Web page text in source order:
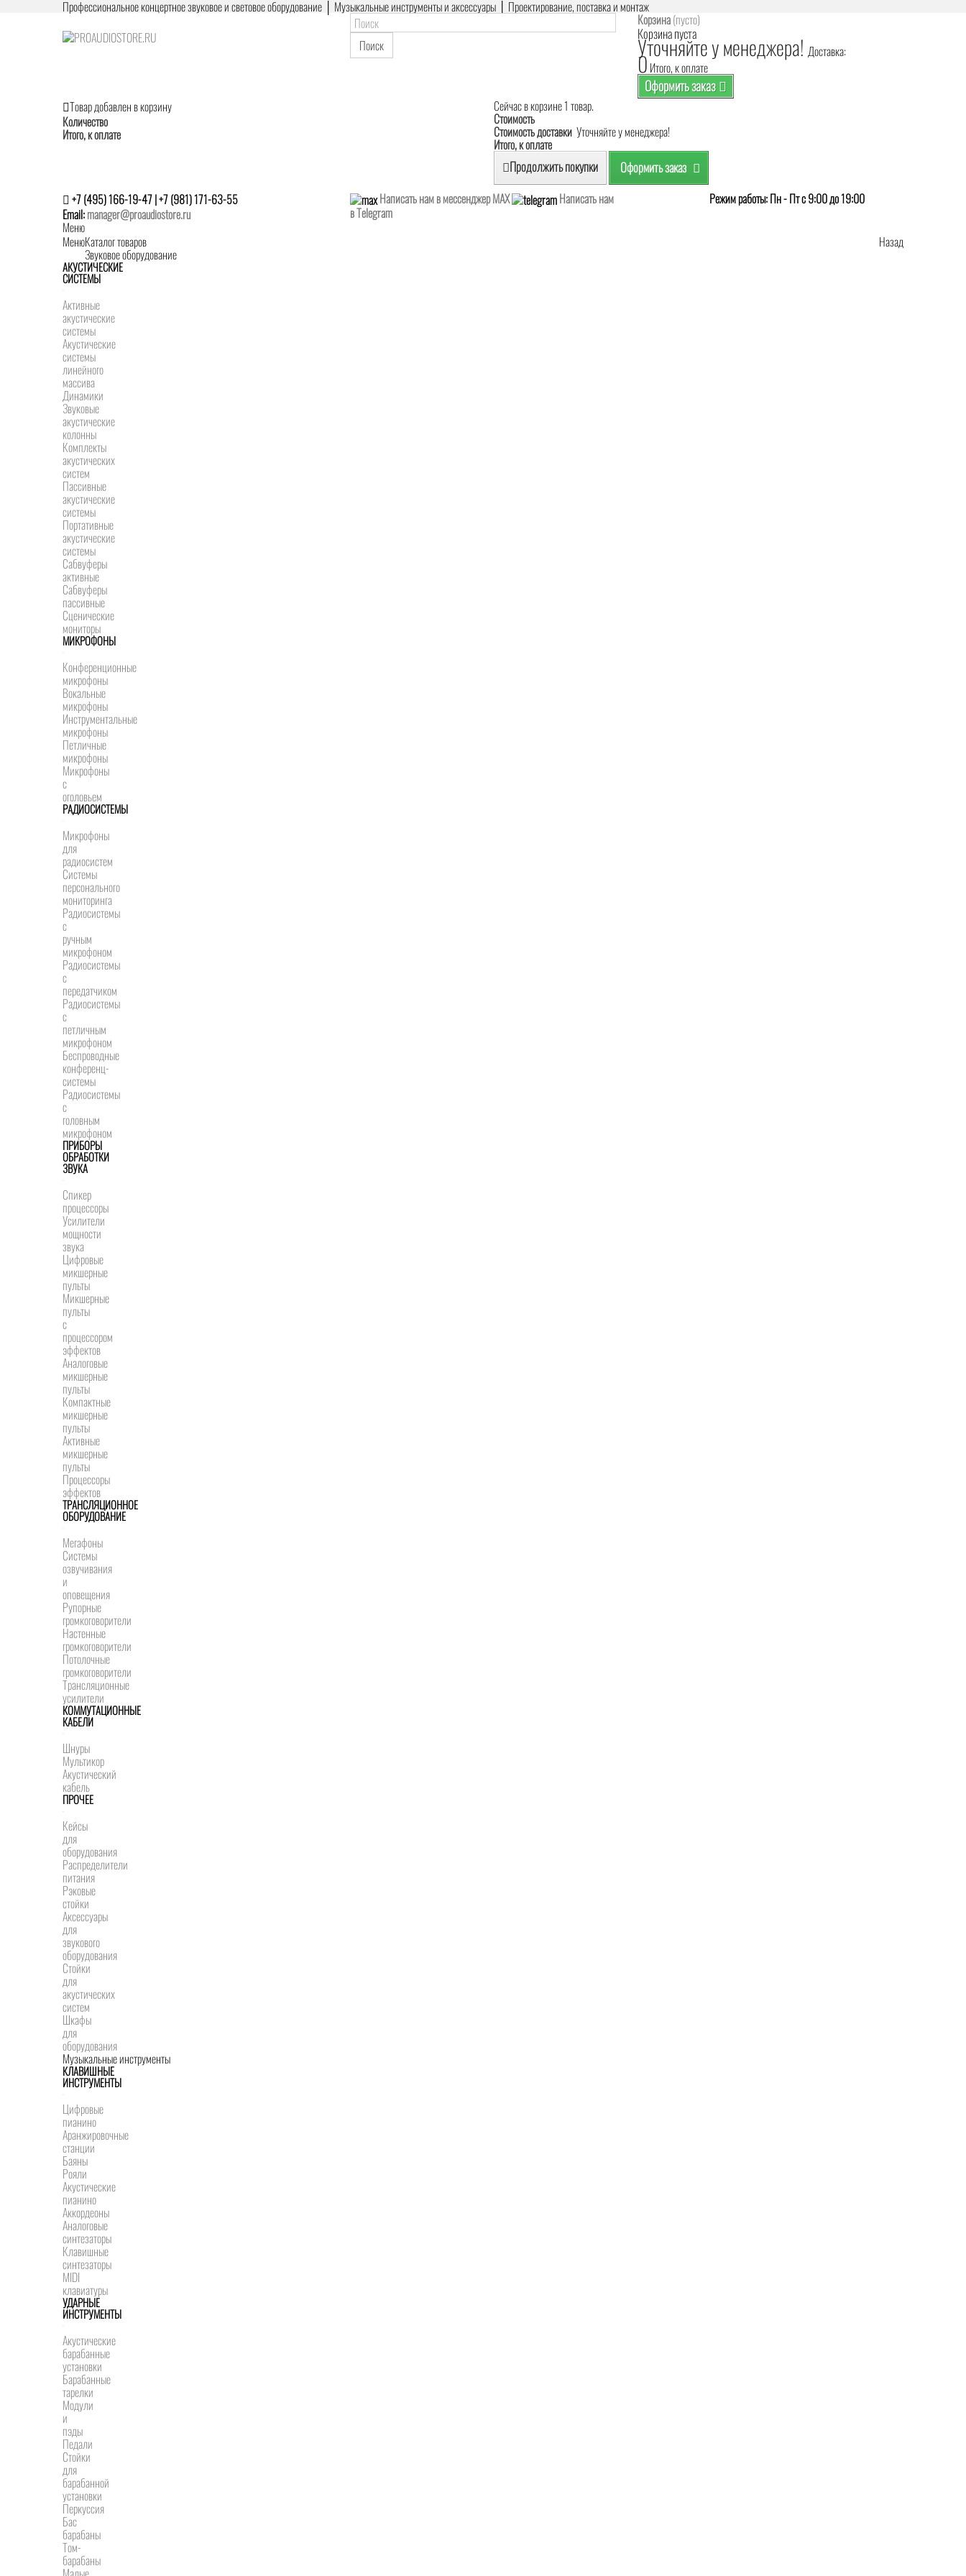
Профессиональное концертное звуковое и световое оборудование │ Музыкальные инструменты и аксессуары │ Проектирование, поставка и монтаж
Поиск
Корзина(пусто)
Корзина пуста
Уточняйте у менеджера! Доставка:
0 Итого, к оплате
Оформить заказ
Товар добавлен в корзину
Количество
Итого, к оплате
Сейчас в корзине 1 товар.
Стоимость
Стоимость доставки Уточняйте у менеджера!
Итого, к оплате
Продолжить покупки Оформить заказ
+7 (495) 166-19-47 | +7 (981) 171-63-55
Email:manager@proaudiostore.ru
Написать нам в мессенджер MAX
Написать нам
в Telegram
Режим работы: Пн - Пт с 9:00 до 19:00
Меню
Меню
Назад
Каталог товаров
Звуковое оборудование
АКУСТИЧЕСКИЕ
СИСТЕМЫ
Активные
акустические
системы
Акустические
системы
линейного
массива
Динамики
Звуковые
акустические
колонны
Комплекты
акустических
систем
Пассивные
акустические
системы
Портативные
акустические
системы
Сабвуферы
активные
Сабвуферы
пассивные
Сценические
мониторы
МИКРОФОНЫ
Конференционные
микрофоны
Вокальные
микрофоны
Инструментальные
микрофоны
Петличные
микрофоны
Микрофоны
с
оголовьем
РАДИОСИСТЕМЫ
Микрофоны
для
радиосистем
Системы
персонального
мониторинга
Радиосистемы
c
ручным
микрофоном
Радиосистемы
с
передатчиком
Радиосистемы
с
петличным
микрофоном
Беспроводные
конференц-
системы
Радиосистемы
с
головным
микрофоном
ПРИБОРЫ
ОБРАБОТКИ
ЗВУКА
Спикер
процессоры
Усилители
мощности
звука
Цифровые
микшерные
пульты
Микшерные
пульты
с
процессором
эффектов
Аналоговые
микшерные
пульты
Компактные
микшерные
пульты
Активные
микшерные
пульты
Процессоры
эффектов
ТРАНСЛЯЦИОННОЕ
ОБОРУДОВАНИЕ
Мегафоны
Системы
озвучивания
и
оповещения
Рупорные
громкоговорители
Настенные
громкоговорители
Потолочные
громкоговорители
Трансляционные
усилители
КОММУТАЦИОННЫЕ
КАБЕЛИ
Шнуры
Мультикор
Акустический
кабель
ПРОЧЕЕ
Кейсы
для
оборудования
Распределители
питания
Рэковые
стойки
Аксессуары
для
звукового
оборудования
Стойки
для
акустических
систем
Шкафы
для
оборудования
Музыкальные инструменты
КЛАВИШНЫЕ
ИНСТРУМЕНТЫ
Цифровые
пианино
Аранжировочные
станции
Баяны
Рояли
Акустические
пианино
Аккордеоны
Аналоговые
синтезаторы
Клавишные
синтезаторы
MIDI
клавиатуры
УДАРНЫЕ
ИНСТРУМЕНТЫ
Акустические
барабанные
установки
Барабанные
тарелки
Модули
и
пэды
Педали
Стойки
для
барабанной
установки
Перкуссия
Бас
барабаны
Том-
барабаны